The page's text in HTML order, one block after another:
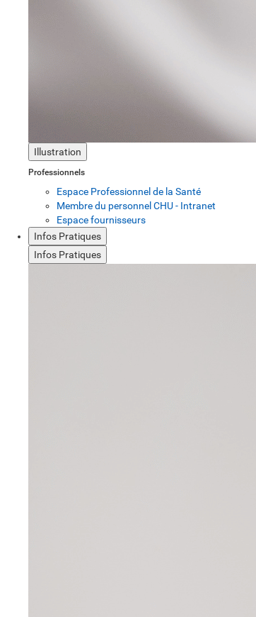
Illustration
Professionnels
Espace Professionnel de la Santé
Membre du personnel CHU - Intranet
Espace fournisseurs
Infos Pratiques
Infos Pratiques